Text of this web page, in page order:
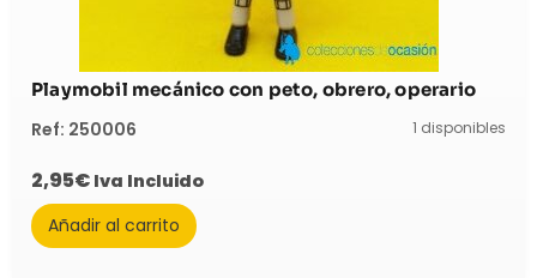
Playmobil mecánico con peto, obrero, operario
Ref: 250006 1 disponibles
2,95€ Iva Incluido
Añadir al carrito